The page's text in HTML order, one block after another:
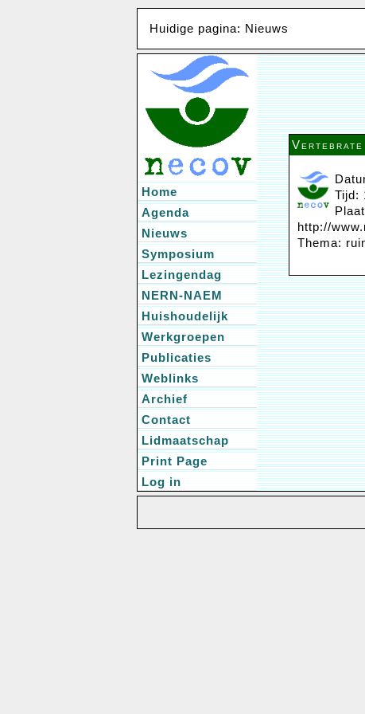
Huidige pagina: Nieuws
Vertebrate
Tijd:
http://
Thema:
Home
Agenda
Nieuws
Symposium
Lezingendag
NERN-NAEM
Huishoudelijk
Werkgroepen
Publicaties
Weblinks
Archief
Contact
Lidmaatschap
Print Page
Log in